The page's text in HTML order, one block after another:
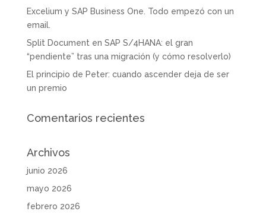
Excelium y SAP Business One. Todo empezó con un
email.
Split Document en SAP S/4HANA: el gran
“pendiente” tras una migración (y cómo resolverlo)
El principio de Peter: cuando ascender deja de ser
un premio
Comentarios recientes
Archivos
junio 2026
mayo 2026
febrero 2026